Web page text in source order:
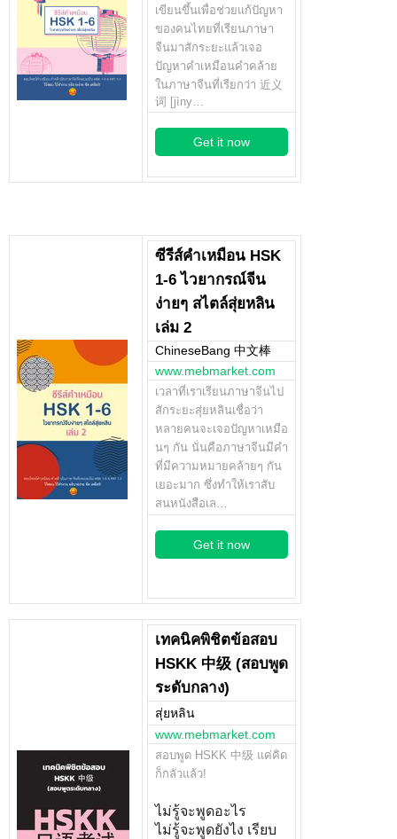
เขียนขึ้นเพื่อช่วยแก้ปัญหา
ของคนไทยที่เรียนภาษา
จีนมาสักระยะแล้วเจอ
ปัญหาคำเหมือนคำคล้าย
ในภาษาจีนที่เรียกว่า 近义
词 [jìny…
Get it now
ซีรีส์คำเหมือน HSK
1-6 ไวยากรณ์จีน
ง่ายๆ สไตล์สุ่ยหลิน
เล่ม 2
ChineseBang 中文棒
www.mebmarket.com
เวลาที่เราเรียนภาษาจีนไป
สักระยะสุ่ยหลินเชื่อว่า
หลายคนจะเจอปัญหาเหมือ
นๆ กัน นั่นคือภาษาจีนมีคำ
ที่มีความหมายคล้ายๆ กัน
เยอะมาก ซึ่งทำให้เราสับ
สนหนังสือเล…
Get it now
เทคนิคพิชิตข้อสอบ
HSKK 中级 (สอบพูด
ระดับกลาง)
สุ่ยหลิน
www.mebmarket.com
สอบพูด HSKK 中级 แค่คิด
ก็กลัวแล้ว!
ไม่รู้จะพูดอะไร
ไม่รู้จะพูดยังไง เรียบ